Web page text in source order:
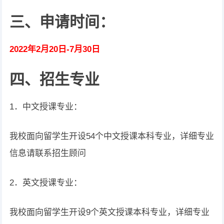
三、申请时间：
2022年2月20日-7月30日
四、招生专业
1．中文授课专业：
我校面向留学生开设54个中文授课本科专业，详细专业
信息请联系招生顾问
2．英文授课专业：
我校面向留学生开设9个英文授课本科专业，详细专业